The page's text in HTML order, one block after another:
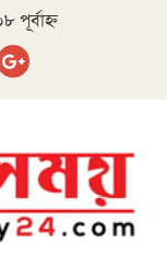
পূর্বাহ্ন